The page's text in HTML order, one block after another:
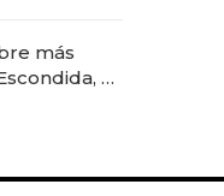
más
el